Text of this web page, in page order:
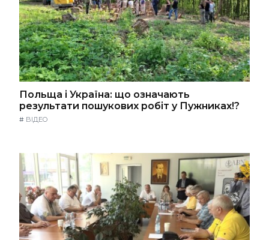
Польща і Україна: що означають
результати пошукових робіт у Пужниках!?
# ВІДЕО